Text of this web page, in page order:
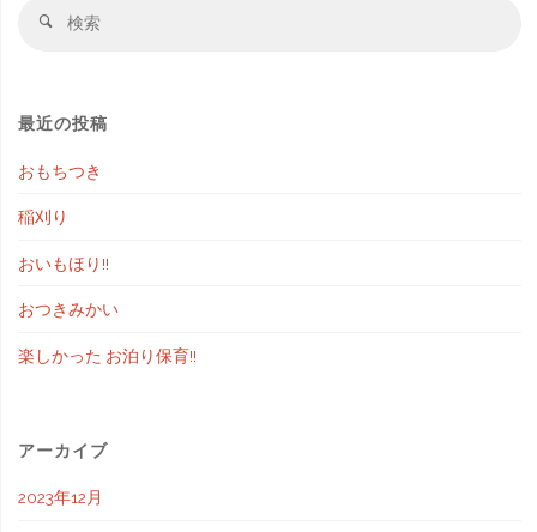
検
最近の投稿
おもちつき
稲刈り
おいもほり!!
おつきみかい
楽しかった お泊り保育!!
アーカイブ
2023年12月